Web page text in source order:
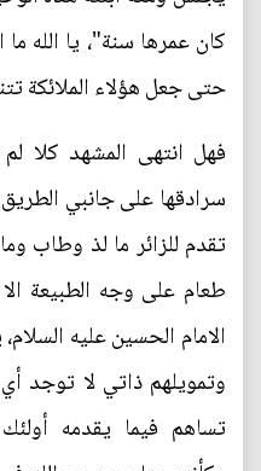
كان عمرها سنة"، يا الله
حتى جعل هؤلاء الملائكة
فهل انتهى المشهد كلا
سرادقها على جانبي
تقدم للزائر ما لذ وطاب
طعام على وجه الطبيعة
الامام الحسين عليه
وتمويلهم ذاتي لا توجد
تساهم فيما يقدمه